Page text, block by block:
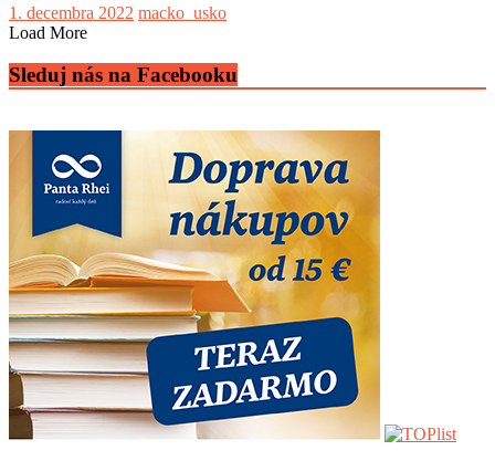
1. decembra 2022 macko_usko
Load More
Sleduj nás na Facebooku